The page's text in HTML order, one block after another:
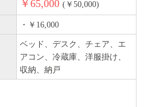
￥65,000 (￥50,000)
・￥16,000
ベッド、デスク、チェア、エ
アコン、冷蔵庫、洋服掛け、
収納、納戸